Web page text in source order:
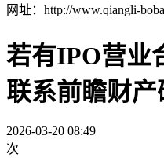
网址：http://www.qiangli-
若有IPO营业
联系前瞻财产
2026-03-20 08:49
次